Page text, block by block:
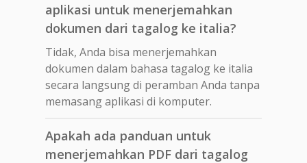
aplikasi untuk menerjemahkan
dokumen dari tagalog ke italia?
Tidak, Anda bisa menerjemahkan
dokumen dalam bahasa tagalog ke italia
secara langsung di peramban Anda tanpa
memasang aplikasi di komputer.
Apakah ada panduan untuk
menerjemahkan PDF dari tagalog